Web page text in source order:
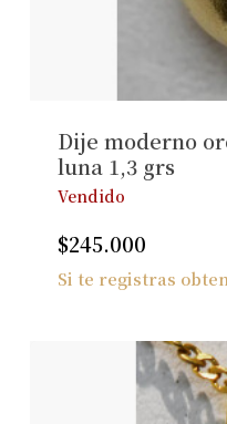
No hay
Dije moderno
luna 1,3 grs
Vendido
$245.000
Si te registras